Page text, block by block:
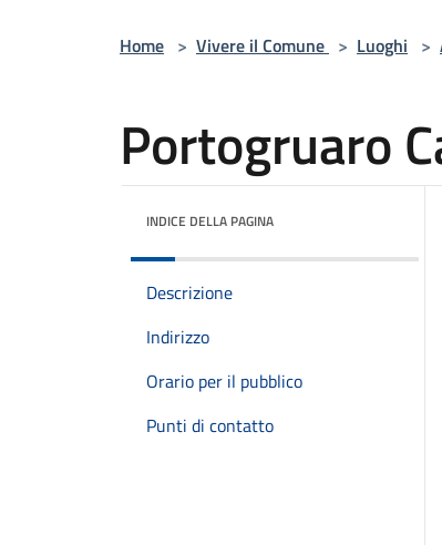
Home > Vivere il Comune > Luoghi >
Portogruaro
INDICE DELLA PAGINA
Descrizione
Indirizzo
Orario per il pubblico
Punti di contatto